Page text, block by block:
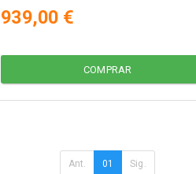
939,00 €
COMPRAR
Ant. 01 Sig.